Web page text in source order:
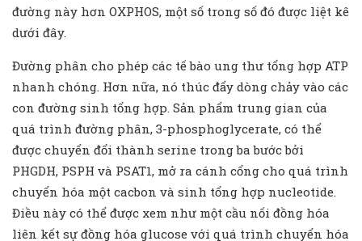
đường này hơn OXPHOS, một số trong số đó được liệt kê
dưới đây.
Đường phân cho phép các tế bào ung thư tổng hợp ATP
nhanh chóng. Hơn nữa, nó thúc đẩy dòng chảy vào các
con đường sinh tổng hợp. Sản phẩm trung gian của
quá trình đường phân, 3-phosphoglycerate, có thể
được chuyển đổi thành serine trong ba bước bởi
PHGDH, PSPH và PSAT1, mở ra cánh cổng cho quá trình
chuyển hóa một cacbon và sinh tổng hợp nucleotide.
Điều này có thể được xem như một cầu nối đồng hóa
liên kết sự đồng hóa glucose với quá trình chuyển hóa